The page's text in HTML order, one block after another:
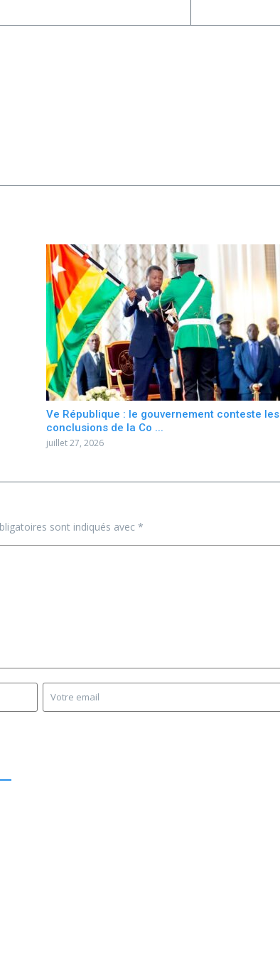
Ve République : le gouvernement conteste les
conclusions de la Co ...
juillet 27, 2026
sont indiqués avec *